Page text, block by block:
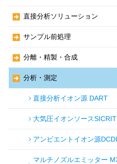
直接分析ソリューション
サンプル前処理
分離・精製・合成
分析・測定
直接分析イオン源 DART
大気圧イオンソースSICRIT
アンビエントイオン源DCDI
マルチノズルエミッター